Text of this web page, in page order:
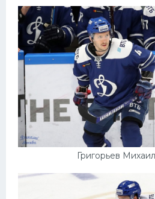
Григорьев
Хоккей
Велогонки
Конькобежный спорт
Тренажеры
Интерьер квартиры